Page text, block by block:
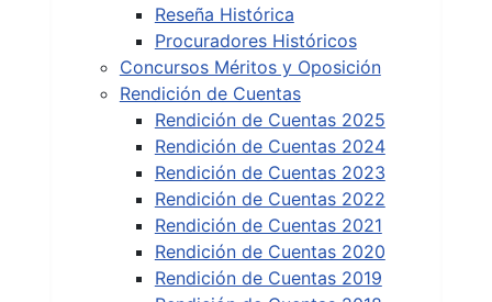
Reseña Histórica
Procuradores Históricos
Concursos Méritos y Oposición
Rendición de Cuentas
Rendición de Cuentas 2025
Rendición de Cuentas 2024
Rendición de Cuentas 2023
Rendición de Cuentas 2022
Rendición de Cuentas 2021
Rendición de Cuentas 2020
Rendición de Cuentas 2019